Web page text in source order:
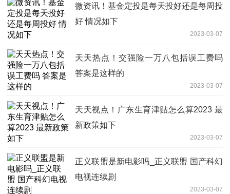
微资讯！基金定投是每天投好还是每周投
好 情况如下
2023-03-07
天天热点！交强险一万八包括误工费吗
答案是这样的
2023-03-07
天天视点！广东生育津贴怎么算2023 最
新政策如下
2023-03-07
正义联盟是新电影吗_正义联盟 国产科幻
电视连续剧
2023-03-07